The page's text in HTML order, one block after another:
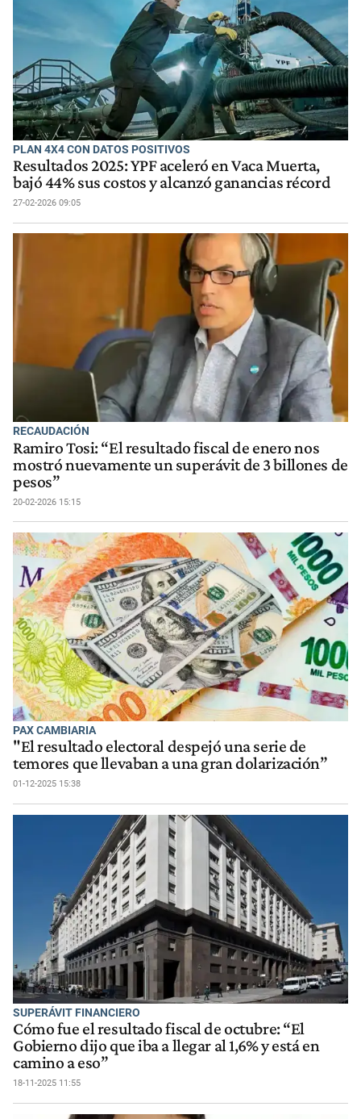
PLAN 4X4 CON DATOS POSITIVOS
Resultados 2025: YPF aceleró en Vaca Muerta,
bajó 44% sus costos y alcanzó ganancias récord
27-02-2026 09:05
RECAUDACIÓN
Ramiro Tosi: “El resultado fiscal de enero nos
mostró nuevamente un superávit de 3 billones de
pesos”
20-02-2026 15:15
PAX CAMBIARIA
"El resultado electoral despejó una serie de
temores que llevaban a una gran dolarización”
01-12-2025 15:38
SUPERÁVIT FINANCIERO
Cómo fue el resultado fiscal de octubre: “El
Gobierno dijo que iba a llegar al 1,6% y está en
camino a eso”
18-11-2025 11:55